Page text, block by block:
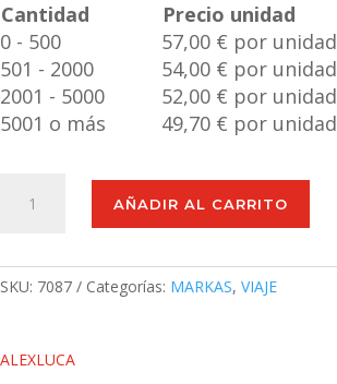
Cantidad
Precio unidad
0 - 500
57,00 € por unidad
501 - 2000
54,00 € por unidad
2001 - 5000
52,00 € por unidad
5001 o más
49,70 € por unidad
Rumax
AÑADIR AL CARRITO
SKU: 7087 Categorías: MARKAS, VIAJE
ALEXLUCA